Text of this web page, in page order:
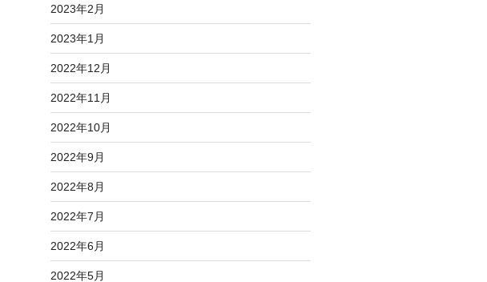
2023年2月
2023年1月
2022年12月
2022年11月
2022年10月
2022年9月
2022年8月
2022年7月
2022年6月
2022年5月